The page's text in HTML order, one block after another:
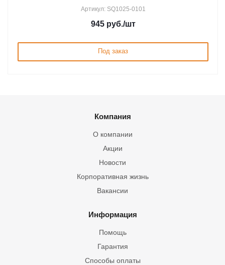
Артикул: SQ1025-0101
945руб./шт
Под заказ
Компания
О компании
Акции
Новости
Корпоративная жизнь
Вакансии
Информация
Помощь
Гарантия
Способы оплаты